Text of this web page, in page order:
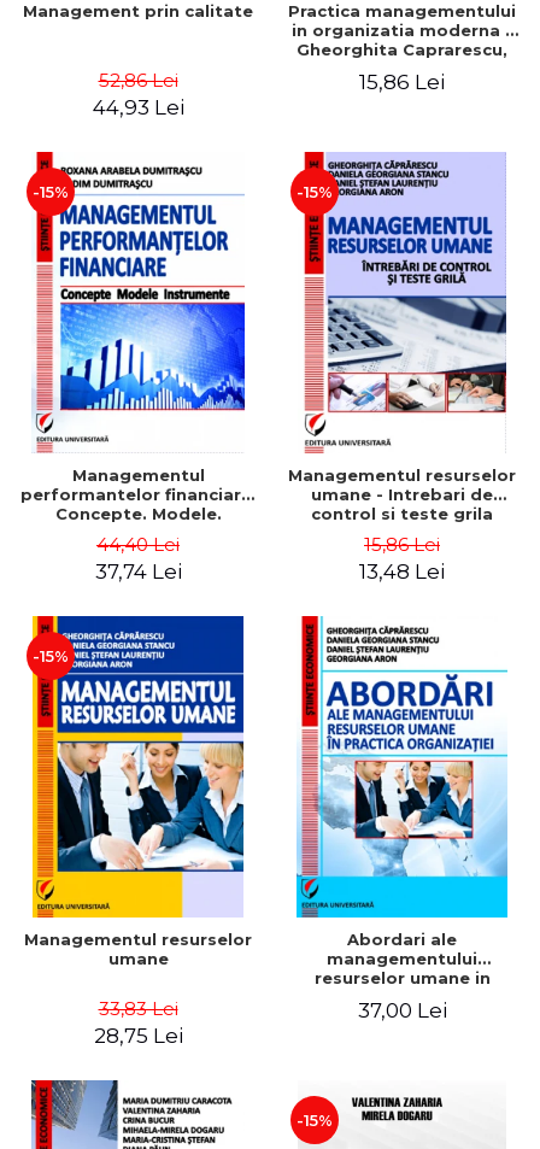
Management prin calitate
52,86 Lei
44,93 Lei
Practica managementului
in organizatia moderna -
Gheorghita Caprarescu,
Georgiana Aron
15,86 Lei
-15%
Managementul
performantelor financiare.
Concepte. Modele.
44,40 Lei
37,74 Lei
-15%
Managementul resurselor
umane - Intrebari de
control si teste grila
15,86 Lei
13,48 Lei
-15%
Managementul resurselor
umane
33,83 Lei
28,75 Lei
Abordari ale
managementului
resurselor umane in
37,00 Lei
-15%